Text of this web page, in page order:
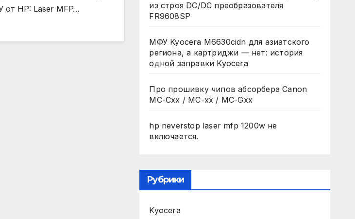
от HP: Laser MFP…
из строя DC/DC преобразователя
FR9608SP
МФУ Kyocera M6630cidn для азиатского
региона, а картриджи — нет: история
одной заправки Kyocera
Про прошивку чипов абсорбера Canon
MC-Cxx / MC-xx / MC-Gxx
hp neverstop laser mfp 1200w не
включается.
Рубрики
Kyocera